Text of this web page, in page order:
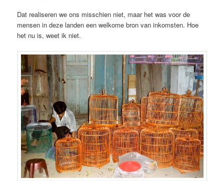
Dat realiseren we ons misschien niet, maar het was voor de
mensen in deze landen een welkome bron van inkomsten. Hoe
het nu is, weet ik niet.